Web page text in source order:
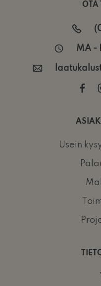
OTA
MA -
Usein